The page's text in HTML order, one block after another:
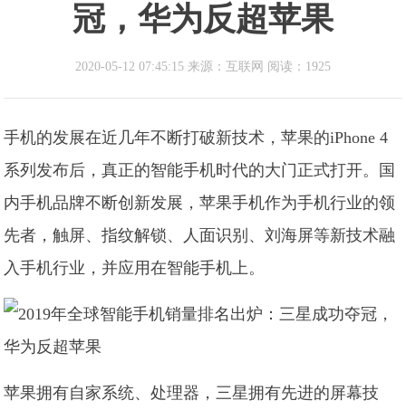
冠，华为反超苹果
2020-05-12 07:45:15 来源：互联网 阅读：1925
手机的发展在近几年不断打破新技术，苹果的iPhone 4
系列发布后，真正的智能手机时代的大门正式打开。国
内手机品牌不断创新发展，苹果手机作为手机行业的领
先者，触屏、指纹解锁、人面识别、刘海屏等新技术融
入手机行业，并应用在智能手机上。
苹果拥有自家系统、处理器，三星拥有先进的屏幕技